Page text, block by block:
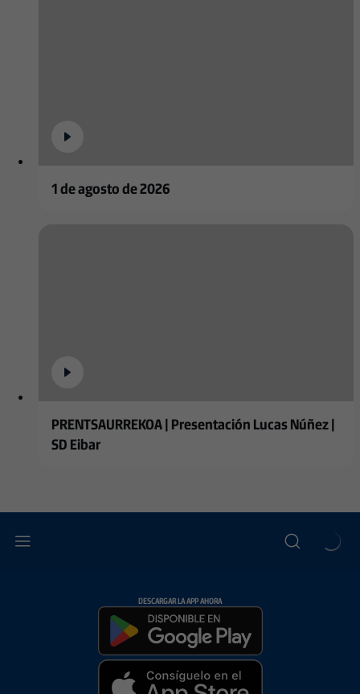
1 de agosto de 2026
PRENTSAURREKOA | Presentación Lucas Núñez |
SD Eibar
DESCARGAR LA APP AHORA